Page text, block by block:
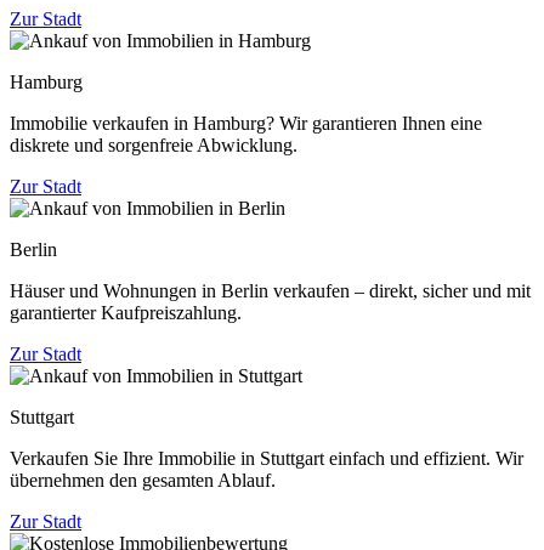
Zur Stadt
Hamburg
Immobilie verkaufen in Hamburg? Wir garantieren Ihnen eine
diskrete und sorgenfreie Abwicklung.
Zur Stadt
Berlin
Häuser und Wohnungen in Berlin verkaufen – direkt, sicher und mit
garantierter Kaufpreiszahlung.
Zur Stadt
Stuttgart
Verkaufen Sie Ihre Immobilie in Stuttgart einfach und effizient. Wir
übernehmen den gesamten Ablauf.
Zur Stadt